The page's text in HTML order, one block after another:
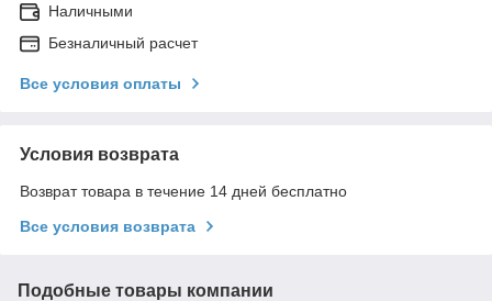
Наличными
Безналичный расчет
Все условия оплаты
Условия возврата
Возврат товара в течение 14 дней бесплатно
Все условия возврата
Подобные товары компании